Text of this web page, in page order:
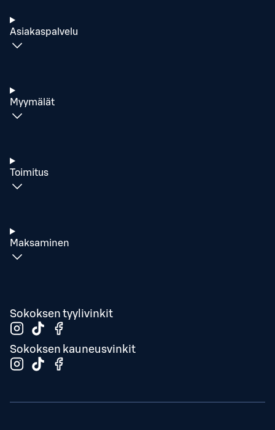
Asiakaspalvelu
Myymälät
Toimitus
Maksaminen
Sokoksen tyylivinkit
Sokoksen kauneusvinkit